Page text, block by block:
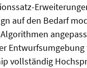
auf den Bedarf
Entwurfsumgebung
vollständig